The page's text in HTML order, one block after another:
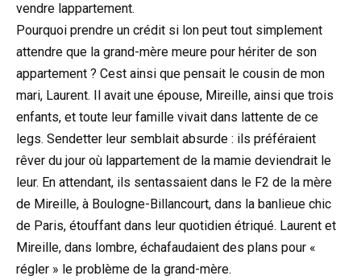
vendre lappartement.
Pourquoi prendre un crédit si lon peut tout simplement
attendre que la grand-mère meure pour hériter de son
appartement ? Cest ainsi que pensait le cousin de mon
mari, Laurent. Il avait une épouse, Mireille, ainsi que trois
enfants, et toute leur famille vivait dans lattente de ce
legs. Sendetter leur semblait absurde : ils préféraient
rêver du jour où lappartement de la mamie deviendrait le
leur. En attendant, ils sentassaient dans le F2 de la mère
de Mireille, à Boulogne-Billancourt, dans la banlieue chic
de Paris, étouffant dans leur quotidien étriqué. Laurent et
Mireille, dans lombre, échafaudaient des plans pour «
régler » le problème de la grand-mère.